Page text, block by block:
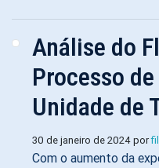
Análise do
Processo
Unidade de
30 de janeiro de 2024 por
Com o aumento da